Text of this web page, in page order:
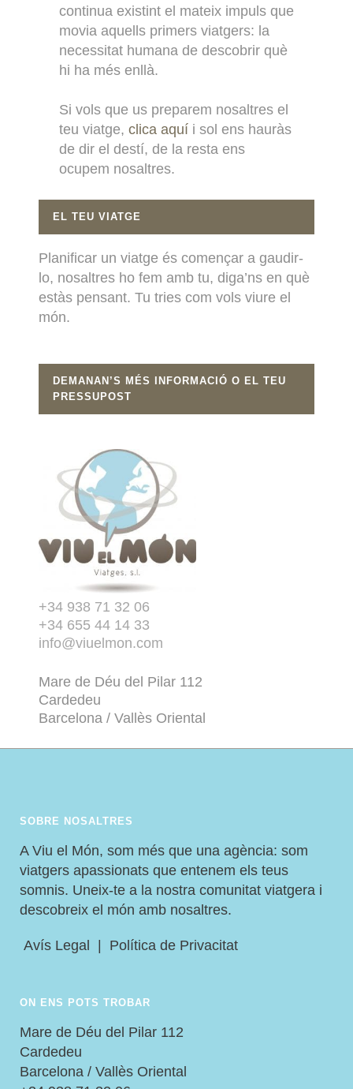
continua existint el mateix impuls que
movia aquells primers viatgers: la
necessitat humana de descobrir què
hi ha més enllà.
Si vols que us preparem nosaltres el
teu viatge, clica aquí i sol ens hauràs
de dir el destí, de la resta ens
ocupem nosaltres.
EL TEU VIATGE
Planificar un viatge és començar a gaudir-
lo, nosaltres ho fem amb tu, diga’ns en què
estàs pensant. Tu tries com vols viure el
món.
DEMANAN’S MÉS INFORMACIÓ O EL TEU
PRESSUPOST
+34 938 71 32 06
+34 655 44 14 33
info@viuelmon.com
Mare de Déu del Pilar 112
Cardedeu
Barcelona / Vallès Oriental
SOBRE NOSALTRES
A Viu el Món, som més que una agència: som
viatgers apassionats que entenem els teus
somnis. Uneix-te a la nostra comunitat viatgera i
descobreix el món amb nosaltres.
Avís Legal Política de Privacitat
ON ENS POTS TROBAR
Mare de Déu del Pilar 112
Cardedeu
Barcelona / Vallès Oriental